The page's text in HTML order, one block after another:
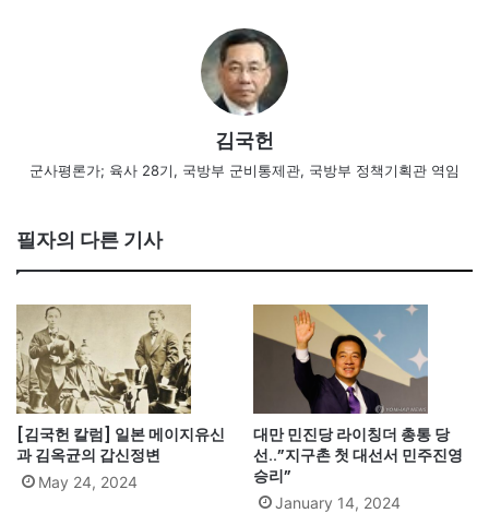
김국헌
군사평론가; 육사 28기, 국방부 군비통제관, 국방부 정책기획관 역임
필자의 다른 기사
[김국헌 칼럼] 일본 메이지유신
과 김옥균의 갑신정변
May 24, 2024
대만 민진당 라이칭더 총통 당
선..”지구촌 첫 대선서 민주진영
승리”
January 14, 2024